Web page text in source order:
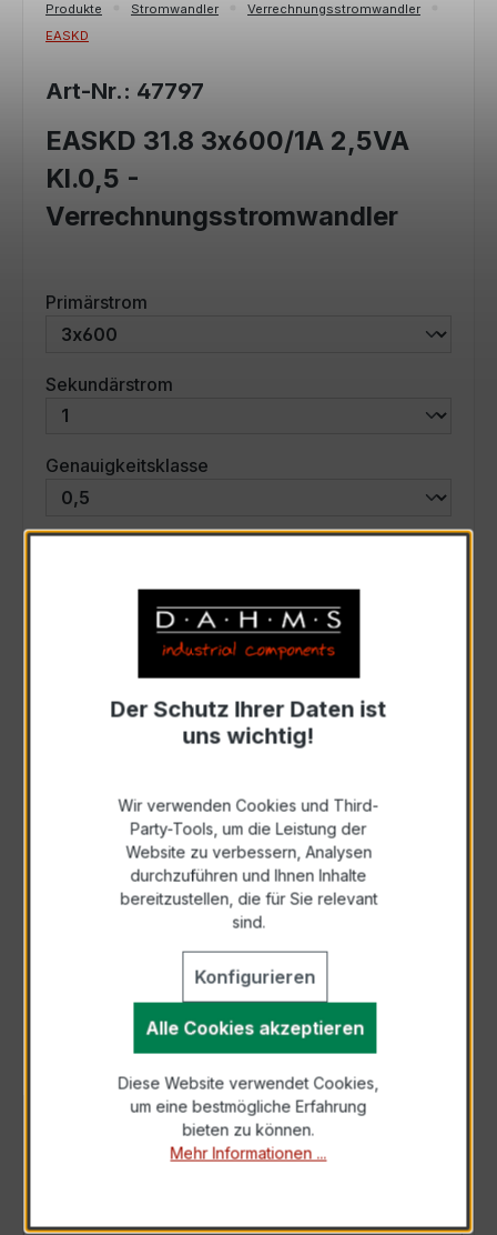
Produkte Stromwandler
Verrechnungsstromwandler
EASKD
Art-Nr.: 47797
EASKD 31.8 3x600/1A 2,5VA
Kl.0,5 -
Verrechnungsstromwandler
Primärstrom
Sekundärstrom
Genauigkeitsklasse
Auswahl zurücksetzen
Art. Nr.:47797
Zur Sammelanfrage hinzufügen
Anfrage telefonisch
Als PDF exportieren
Der EASKD 31.8 3x600/1A 2,5VA Kl.0,5 ist ein
Verrechnungsstromwandler der bewährten
Der Schutz Ihrer Daten ist
uns wichtig!
Wir verwenden Cookies und Third-
Party-Tools, um die Leistung der
Website zu verbessern, Analysen
durchzuführen und Ihnen Inhalte
bereitzustellen, die für Sie relevant
sind.
Konfigurieren
Alle Cookies akzeptieren
Diese Website verwendet Cookies,
um eine bestmögliche Erfahrung
bieten zu können.
Mehr Informationen ...